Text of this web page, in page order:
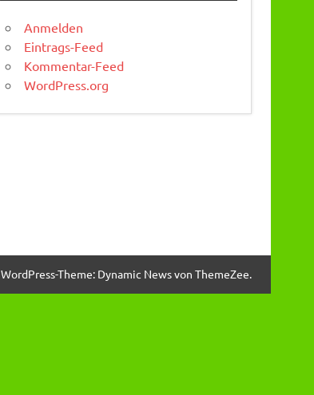
Anmelden
Eintrags-Feed
Kommentar-Feed
WordPress.org
WordPress-Theme: Dynamic News von ThemeZee.